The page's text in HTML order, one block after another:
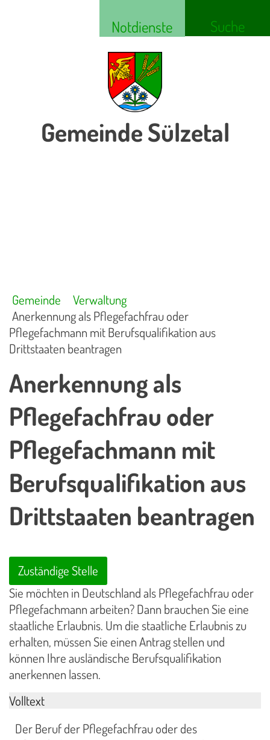
Notdienste Suche
Gemeinde Sülzetal
Gemeinde
Verwaltung
Anerkennung als Pflegefachfrau oder
Pflegefachmann mit Berufsqualifikation aus
Drittstaaten beantragen
Anerkennung als
Pflegefachfrau oder
Pflegefachmann mit
Berufsqualifikation aus
Drittstaaten beantragen
Zuständige Stelle
Sie möchten in Deutschland als Pflegefachfrau oder
Pflegefachmann arbeiten? Dann brauchen Sie eine
staatliche Erlaubnis. Um die staatliche Erlaubnis zu
erhalten, müssen Sie einen Antrag stellen und
können Ihre ausländische Berufsqualifikation
anerkennen lassen.
Volltext
Der Beruf der Pflegefachfrau oder des